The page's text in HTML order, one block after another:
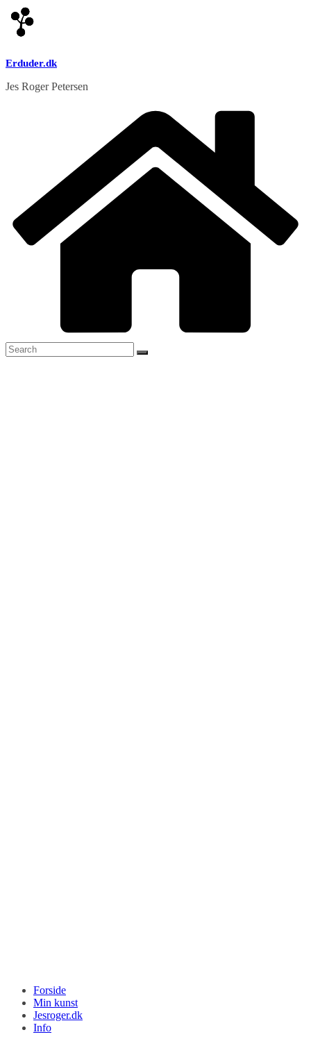
Skip
to
content
Erduder.dk
Jes Roger Petersen
Forside
Min kunst
Jesroger.dk
Info